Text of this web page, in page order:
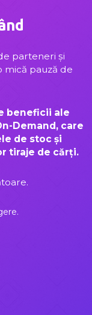
parteneri și
mică pauză de
beneficii ale
Demand, care
de stoc și
tiraje de cărți.